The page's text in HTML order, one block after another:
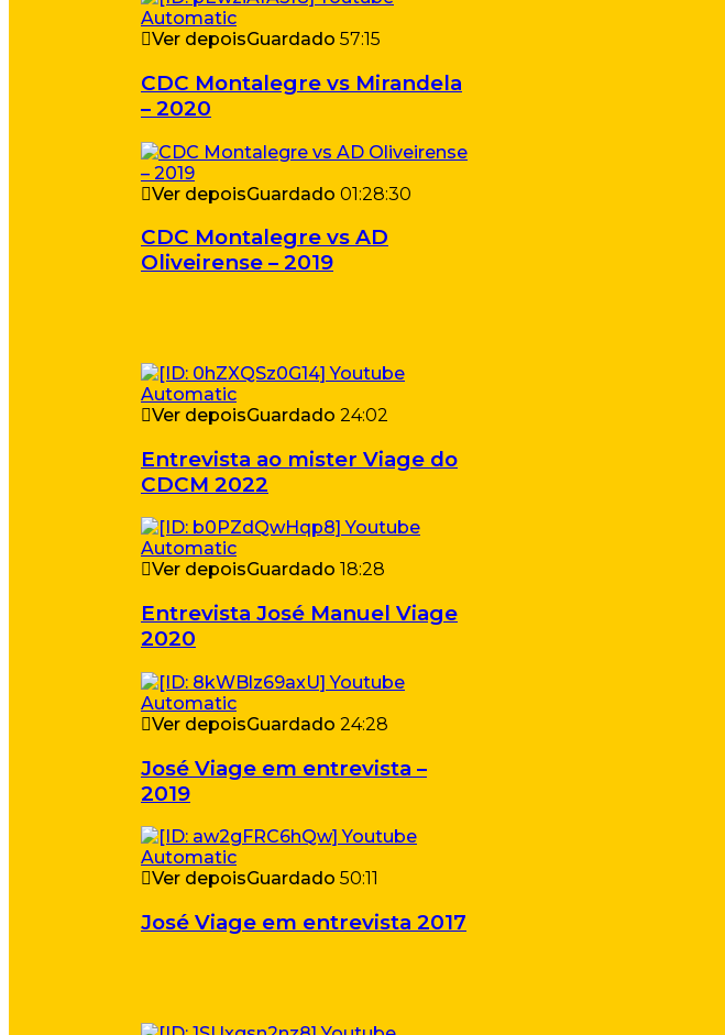
Ver depoisGuardado 57:15
CDC Montalegre vs Mirandela
– 2020
Ver depoisGuardado 01:28:30
CDC Montalegre vs AD
Oliveirense – 2019
Ver depoisGuardado 24:02
Entrevista ao mister Viage do
CDCM 2022
Ver depoisGuardado 18:28
Entrevista José Manuel Viage
2020
Ver depoisGuardado 24:28
José Viage em entrevista –
2019
Ver depoisGuardado 50:11
José Viage em entrevista 2017